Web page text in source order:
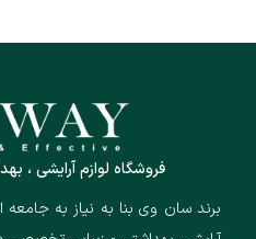
فروشگاه لوازم آرایشی ،
برند سان وی بنا به نیاز به